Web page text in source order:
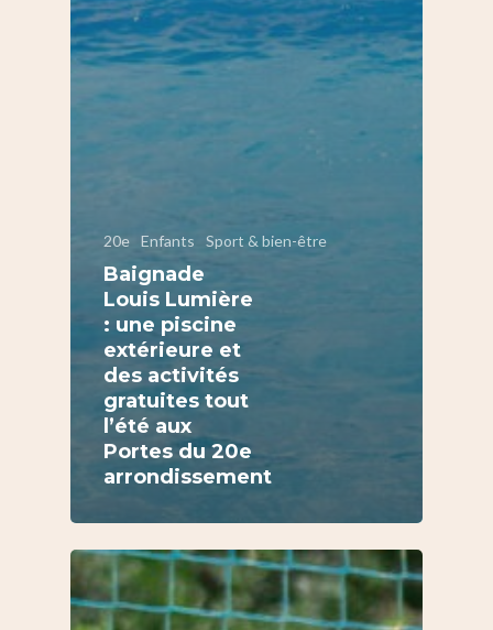
20e Enfants Sport & bien-être
Baignade
Louis Lumière
: une piscine
extérieure et
des activités
gratuites tout
l’été aux
Portes du 20e
arrondissement